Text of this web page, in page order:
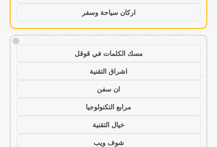
اركان سياحة وسفر
!
مسك الكلمات في قوقل
اشراق التقنية
ان سفن
مرابع التكنولوجيا
خيال التقنية
شوف ويب